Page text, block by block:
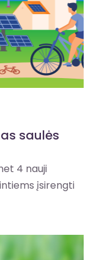
saulės
4 nauji
įsirengti